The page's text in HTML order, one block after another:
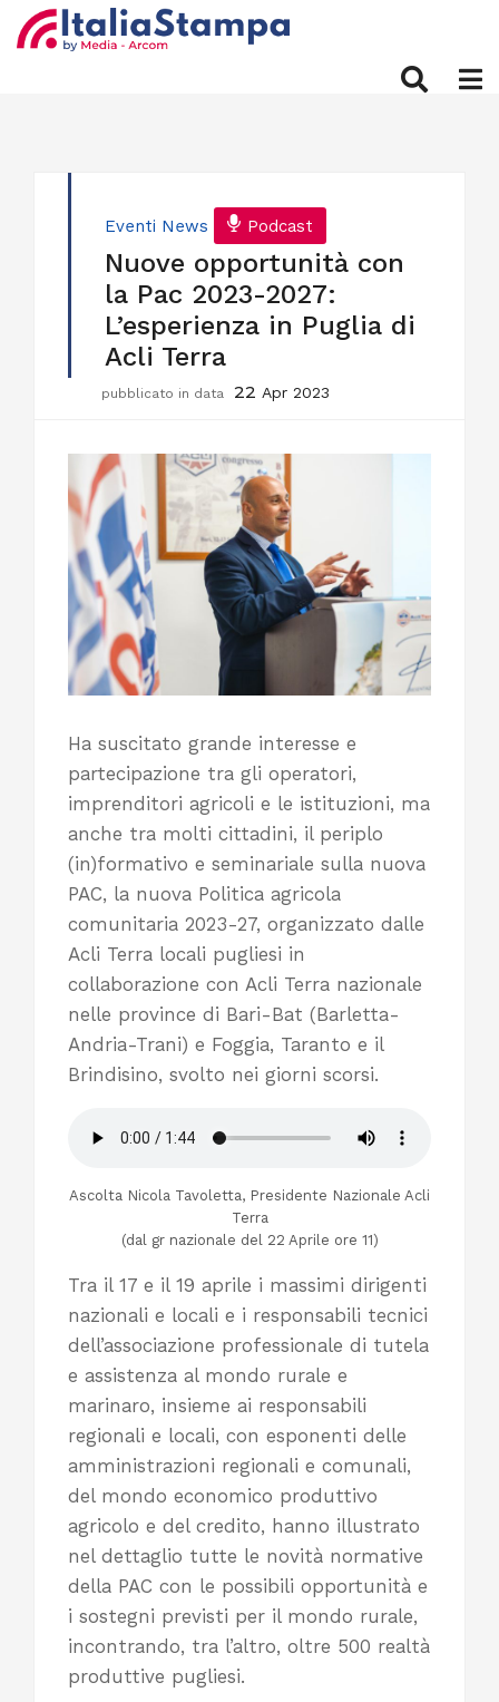
Eventi News Podcast
Nuove opportunità con
la Pac 2023-2027:
L’esperienza in Puglia di
Acli Terra
pubblicato in data 22 Apr 2023
Ha suscitato grande interesse e
partecipazione tra gli operatori,
imprenditori agricoli e le istituzioni, ma
anche tra molti cittadini, il periplo
(in)formativo e seminariale sulla nuova
PAC, la nuova Politica agricola
comunitaria 2023-27, organizzato dalle
Acli Terra locali pugliesi in
collaborazione con Acli Terra nazionale
nelle province di Bari-Bat (Barletta-
Andria-Trani) e Foggia, Taranto e il
Brindisino, svolto nei giorni scorsi.
Ascolta Nicola Tavoletta, Presidente Nazionale Acli
Terra
(dal gr nazionale del 22 Aprile ore 11)
Tra il 17 e il 19 aprile i massimi dirigenti
nazionali e locali e i responsabili tecnici
dell’associazione professionale di tutela
e assistenza al mondo rurale e
marinaro, insieme ai responsabili
regionali e locali, con esponenti delle
amministrazioni regionali e comunali,
del mondo economico produttivo
agricolo e del credito, hanno illustrato
nel dettaglio tutte le novità normative
della PAC con le possibili opportunità e
i sostegni previsti per il mondo rurale,
incontrando, tra l’altro, oltre 500 realtà
produttive pugliesi.